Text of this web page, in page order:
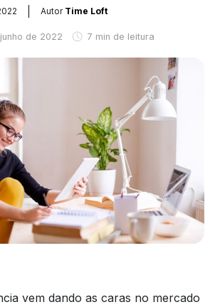
Autor Time Loft
de 2022 7 min de leitura
vem dando as caras no mercado